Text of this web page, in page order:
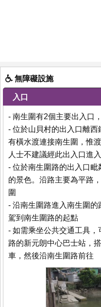
無障礙設施
入口
- 南生圍有2個主要出入口
- 位於山貝村的出入口離
有橫水渡連接南生圍，惟
人士不建議經此出入口進
- 位於南生圍路的出入口
的景色。沿路主要為平路
圍
- 沿南生圍路進入南生圍
駕到南生圍路的起點
- 如需乘坐公共交通工具，
路的新元朗中心巴士站，
車，然後沿南生圍路前往